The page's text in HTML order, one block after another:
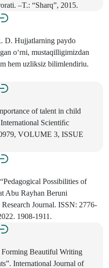
–T.: “Sharq”, 2015.
D. Hujjatlarning paydo
o‘rni, mustaqilligimizdan
hem uzliksiz bilimlendiriu.
of talent in child
Scientiﬁc
VOLUME 3, ISSUE
Possibilities of
Abu Rayhan Beruni
Journal. ISSN: 2776-
1908-1911.
Beautiful Writing
International Journal of